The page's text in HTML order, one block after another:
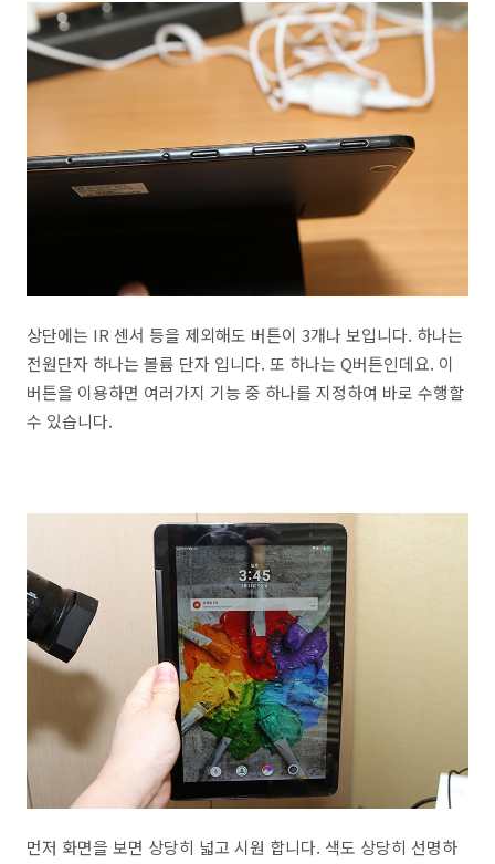
상단에는 IR 센서 등을 제외해도 버튼이 3개나 보입니다. 하나는
전원단자 하나는 볼륨 단자 입니다. 또 하나는 Q버튼인데요. 이
버튼을 이용하면 여러가지 기능 중 하나를 지정하여 바로 수행할
수 있습니다.
먼저 화면을 보면 상당히 넓고 시원 합니다. 색도 상당히 선명하